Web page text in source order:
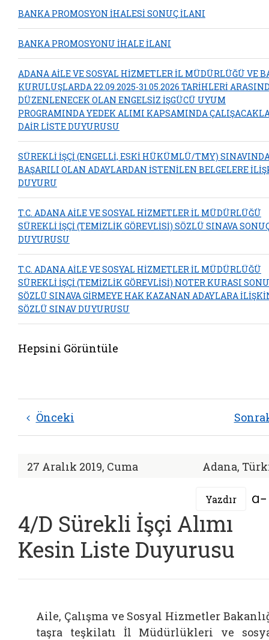
BANKA PROMOSYON İHALESİ SONUÇ İLANI
BANKA PROMOSYONU İHALE İLANI
ADANA AİLE VE SOSYAL HİZMETLER İL MÜDÜRLÜĞÜ VE
KURULUŞLARDA 22.09.2025-31.05.2026 TARİHLERİ
DÜZENLENECEK OLAN ENGELSİZ İŞGÜCÜ UYUM
PROGRAMINDA YEDEK ALIMI KAPSAMINDA
DAİR LİSTE DUYURUSU
SÜREKLİ İŞÇİ (ENGELLİ, ESKİ HÜKÜMLÜ/TMY)
BAŞARILI OLAN ADAYLARDAN İSTENİLEN BELGELERE
DUYURU
T.C. ADANA AİLE VE SOSYAL HİZMETLER İL MÜDÜRLÜĞÜ
SÜREKLİ İŞÇİ (TEMİZLİK GÖREVLİSİ) SÖZLÜ SINAVA
DUYURUSU
T.C. ADANA AİLE VE SOSYAL HİZMETLER İL MÜDÜRLÜĞÜ
SÜREKLİ İŞÇİ (TEMİZLİK GÖREVLİSİ) NOTER KURASI
SÖZLÜ SINAVA GİRMEYE HAK KAZANAN ADAYLARA
SÖZLÜ SINAV DUYURUSU
Hepsini Görüntüle
Önceki
27 Aralık 2019, Cuma Adana,
Yazdır
4/D Sürekli İşçi Alımı
Kesin Liste Duyurusu
Aile, Çalışma ve Sosyal Hizmetler
taşra teşkilatı İl Müdürlükleri ve